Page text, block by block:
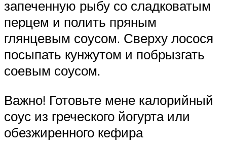
запеченную рыбу со сладковатым
перцем и полить пряным
глянцевым соусом. Сверху лосося
посыпать кунжутом и побрызгать
соевым соусом.
Важно! Готовьте мене калорийный
соус из греческого йогурта или
обезжиренного кефира